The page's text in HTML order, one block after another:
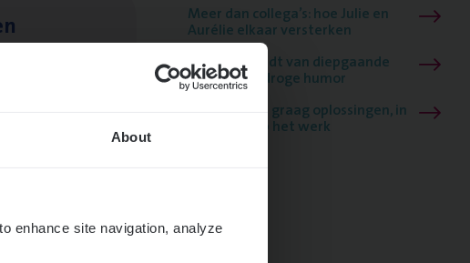
About
enhance site navigation, analyze
Meer dan collega’s: hoe Julie en
Aurélie elkaar versterken
Mathias houdt van diepgaande
dossiers én droge humor
Thalia zoekt graag oplossingen, in
games én op het werk